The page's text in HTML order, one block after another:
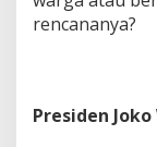
rencananya?
Presiden